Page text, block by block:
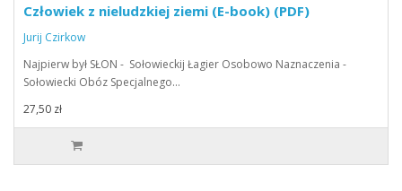
Człowiek z nieludzkiej ziemi (E-book) (PDF)
Jurij Czirkow
Najpierw był SŁON - Sołowieckij Łagier Osobowo Naznaczenia -
Sołowiecki Obóz Specjalnego…
27,50 zł